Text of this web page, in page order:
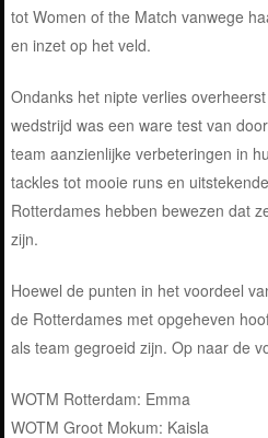
tot Women of the Match vanwege
en inzet op het veld.
Ondanks het nipte verlies
wedstrijd was een ware test van
team aanzienlijke verbeteringen in
tackles tot mooie runs en
Rotterdames hebben bewezen dat
zijn.
Hoewel de punten in het voordeel
de Rotterdames met opgeheven
als team gegroeid zijn. Op naar de
WOTM Rotterdam: Emma
WOTM Groot Mokum: Kaisla